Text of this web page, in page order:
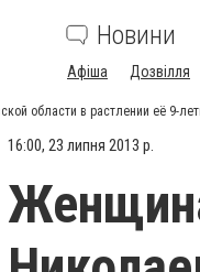
Новини
Афіша Дозвілля
области в растлении её 9-
16:00, 23 липня 2013 р.